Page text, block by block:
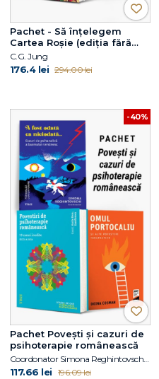
Pachet - Să înțelegem
Cartea Roșie (ediția fără
ilustrații)
C.G. Jung
176.4 lei 294.00 lei
-40%
Pachet Povești și cazuri de
psihoterapie românească
Coordonator Simona Reghintovschi, Vasile Dem. Zamfirescu, Doina Cosman
117.66 lei 196.09 lei